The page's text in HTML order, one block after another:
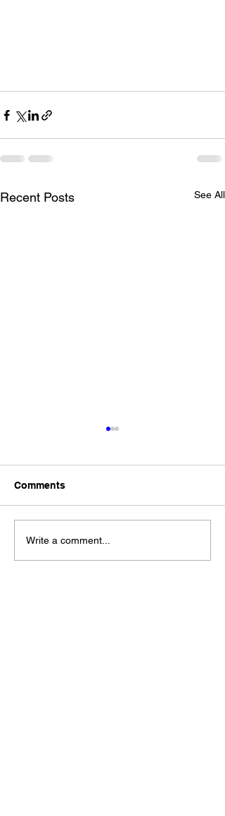
Recent Posts See All
松江あさんぽ8日目？なん
か日にちずれた？
Comments
Write a comment...